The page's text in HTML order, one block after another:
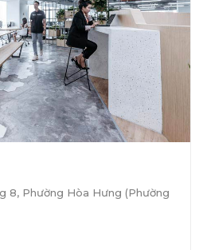
8, Phường Hòa Hưng (Phường